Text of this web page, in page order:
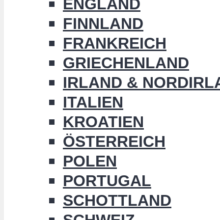
ENGLAND
FINNLAND
FRANKREICH
GRIECHENLAND
IRLAND &
ITALIEN
KROATIEN
ÖSTERREICH
POLEN
PORTUGAL
SCHOTTLAND